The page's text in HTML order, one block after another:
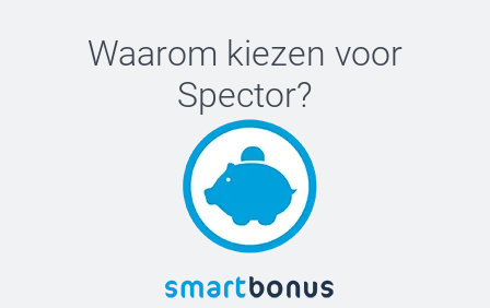
Waarom kiezen voor
Spector?